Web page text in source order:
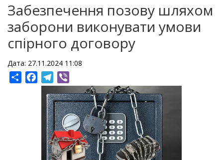
Забезпечення позову шляхом
заборони виконувати умови
спірного договору
Дата: 27.11.2024 11:08
ShareFacebookTelegram